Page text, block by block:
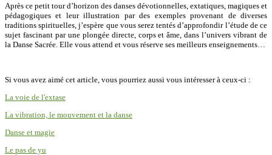
Après ce petit tour d’horizon des danses dévotionnelles, extatiques, magiques et
pédagogiques et leur illustration par des exemples provenant de diverses
traditions spirituelles, j’espère que vous serez tentés d’approfondir l’étude de ce
sujet fascinant par une plongée directe, corps et âme, dans l’univers vibrant de
la Danse Sacrée. Elle vous attend et vous réserve ses meilleurs enseignements…
Si vous avez aimé cet article, vous pourriez aussi vous intéresser à ceux-ci :
La voie de l'extase
La vibration, le mouvement et la danse
Danse et magie
Le pas de yu